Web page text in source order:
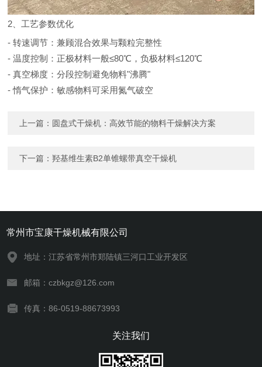
2、工艺参数优化
- 转速调节：兼顾混合效果与颗粒完整性
- 温度控制：正极材料一般≤80℃，负极材料≤120℃
- 真空梯度：分段控制避免物料"沸腾"
- 惰气保护：敏感物料可采用氮气破空
上一篇： 圆盘式干燥机：高效节能的物料干燥解决方案
下一篇：羟基维生素B2单锥螺带真空干燥机
常州市宝康干燥机械有限公司
地址：江苏省常州市郑陆镇三河口工业开发区
邮箱：czbkgz@126.com
传真：86-0519-88673993
关注我们